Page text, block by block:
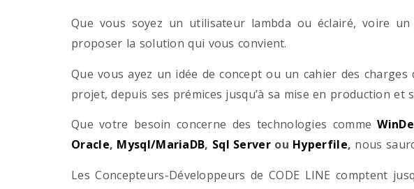
Que vous soyez un utilisateur lambda ou éclairé, voire
proposer la solution qui vous convient.
Que vous ayez un idée de concept ou un cahier des
projet, depuis ses prémices jusqu’à sa mise en production et
Que votre besoin concerne des technologies comme
Oracle, Mysql/MariaDB, Sql Serverou Hyperfile, nous
Les Concepteurs-Développeurs de CODE LINE comptent